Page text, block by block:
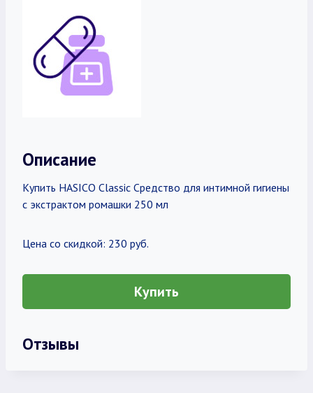
Описание
Купить HASICO Classic Средство для интимной гигиены
с экстрактом ромашки 250 мл
Цена со скидкой: 230 руб.
Купить
Отзывы